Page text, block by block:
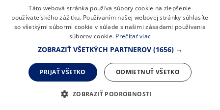
NA TRHU
cez 150 000 realizácií
Táto webová stránka používa súbory cookie na zlepšenie
používateľského zážitku. Používaním našej webovej stránky súhlasíte
so všetkými súbormi cookie v súlade s našimi zásadami používania
súborov cookie. Prečítať viac
ZOBRAZIŤ VŠETKÝCH PARTNEROV (1656) →
PRIJAŤ VŠETKO ODMIETNUŤ VŠETKO
ZOBRAZIŤ PODROBNOSTI